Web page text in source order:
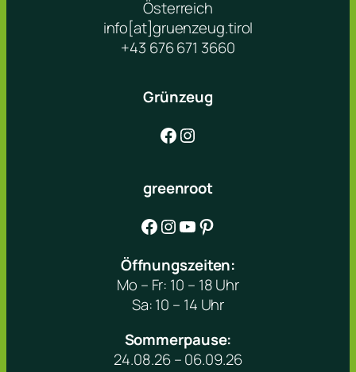
Österreich
info[at]gruenzeug.tirol
+43 676 671 3660
Grünzeug
Facebook Instagram
greenroot
Facebook Instagram YouTube Pinterest
Öffnungszeiten:
Mo – Fr: 10 – 18 Uhr
Sa: 10 – 14 Uhr
Sommerpause:
24.08.26 – 06.09.26